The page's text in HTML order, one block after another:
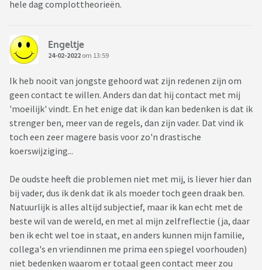
hele dag complottheorieën.
Engeltje
24-02-2022 om 13:59
Ik heb nooit van jongste gehoord wat zijn redenen zijn om
geen contact te willen. Anders dan dat hij contact met mij
'moeilijk' vindt. En het enige dat ik dan kan bedenken is dat ik
strenger ben, meer van de regels, dan zijn vader. Dat vind ik
toch een zeer magere basis voor zo'n drastische
koerswijziging...
De oudste heeft die problemen niet met mij, is liever hier dan
bij vader, dus ik denk dat ik als moeder toch geen draak ben.
Natuurlijk is alles altijd subjectief, maar ik kan echt met de
beste wil van de wereld, en met al mijn zelfreflectie (ja, daar
ben ik echt wel toe in staat, en anders kunnen mijn familie,
collega's en vriendinnen me prima een spiegel voorhouden)
niet bedenken waarom er totaal geen contact meer zou